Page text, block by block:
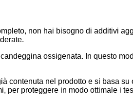
non hai bisogno di additivi
ossigenata. In questo
contenuta nel prodotto e si basa su
per proteggere in modo ottimale i